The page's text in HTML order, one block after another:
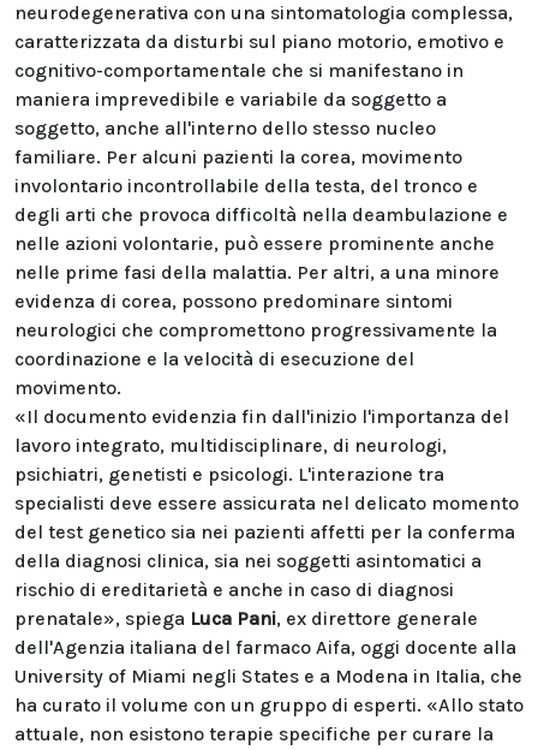
neurodegenerativa con una sintomatologia complessa,
caratterizzata da disturbi sul piano motorio, emotivo e
cognitivo-comportamentale che si manifestano in
maniera imprevedibile e variabile da soggetto a
soggetto, anche all'interno dello stesso nucleo
familiare. Per alcuni pazienti la corea, movimento
involontario incontrollabile della testa, del tronco e
degli arti che provoca difficoltà nella deambulazione e
nelle azioni volontarie, può essere prominente anche
nelle prime fasi della malattia. Per altri, a una minore
evidenza di corea, possono predominare sintomi
neurologici che compromettono progressivamente la
coordinazione e la velocità di esecuzione del
movimento.
«Il documento evidenzia fin dall'inizio l'importanza del
lavoro integrato, multidisciplinare, di neurologi,
psichiatri, genetisti e psicologi. L'interazione tra
specialisti deve essere assicurata nel delicato momento
del test genetico sia nei pazienti affetti per la conferma
della diagnosi clinica, sia nei soggetti asintomatici a
rischio di ereditarietà e anche in caso di diagnosi
prenatale», spiega Luca Pani, ex direttore generale
dell'Agenzia italiana del farmaco Aifa, oggi docente alla
University of Miami negli States e a Modena in Italia, che
ha curato il volume con un gruppo di esperti. «Allo stato
attuale, non esistono terapie specifiche per curare la